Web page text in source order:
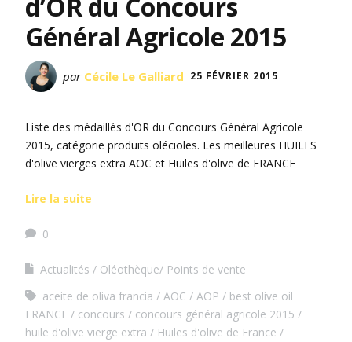
d’OR du Concours
Général Agricole 2015
par Cécile Le Galliard 25 FÉVRIER 2015
Liste des médaillés d'OR du Concours Général Agricole
2015, catégorie produits olécioles. Les meilleures HUILES
d'olive vierges extra AOC et Huiles d'olive de FRANCE
Lire la suite
0
Actualités
Oléothèque/ Points de vente
aceite de oliva francia
AOC AOP
best olive oil
FRANCE
concours
concours général agricole 2015
huile d'olive vierge extra
Huiles d'olive de France